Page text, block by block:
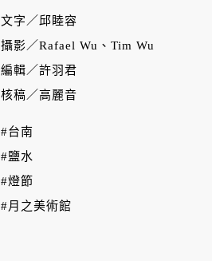
文字／ 邱睦容
攝影／Rafael Wu、Tim Wu
編輯／許羽君
核稿／高麗音
#台南
#鹽水
#燈節
#月之美術館